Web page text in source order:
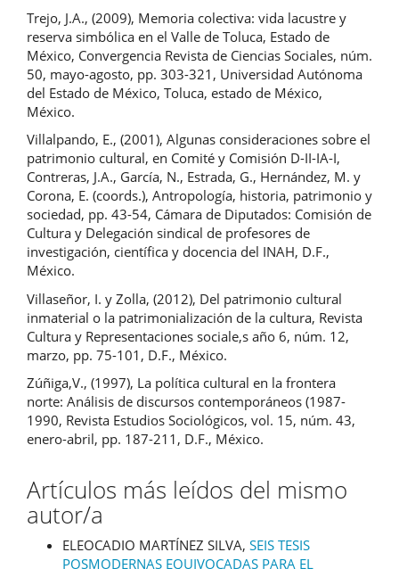
Trejo, J.A., (2009), Memoria colectiva: vida lacustre y
reserva simbólica en el Valle de Toluca, Estado de
México, Convergencia Revista de Ciencias Sociales, núm.
50, mayo-agosto, pp. 303-321, Universidad Autónoma
del Estado de México, Toluca, estado de México,
México.
Villalpando, E., (2001), Algunas consideraciones sobre el
patrimonio cultural, en Comité y Comisión D-II-IA-I,
Contreras, J.A., García, N., Estrada, G., Hernández, M. y
Corona, E. (coords.), Antropología, historia, patrimonio y
sociedad, pp. 43-54, Cámara de Diputados: Comisión de
Cultura y Delegación sindical de profesores de
investigación, científica y docencia del INAH, D.F.,
México.
Villaseñor, I. y Zolla, (2012), Del patrimonio cultural
inmaterial o la patrimonialización de la cultura, Revista
Cultura y Representaciones sociale,s año 6, núm. 12,
marzo, pp. 75-101, D.F., México.
Zúñiga,V., (1997), La política cultural en la frontera
norte: Análisis de discursos contemporáneos (1987-
1990, Revista Estudios Sociológicos, vol. 15, núm. 43,
enero-abril, pp. 187-211, D.F., México.
Artículos más leídos del mismo
autor/a
ELEOCADIO MARTÍNEZ SILVA, SEIS TESIS
POSMODERNAS EQUIVOCADAS PARA EL